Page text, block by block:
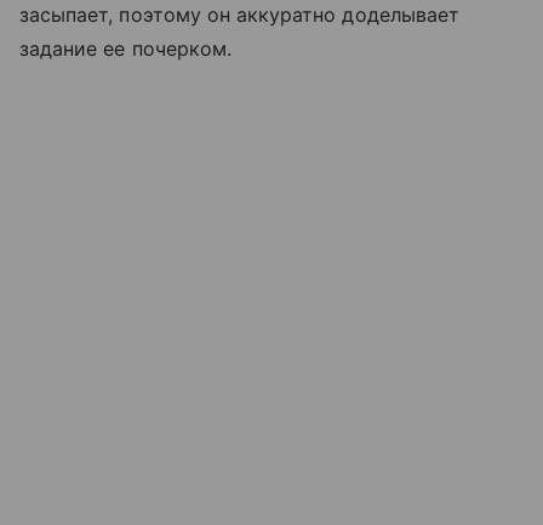
засыпает, поэтому он аккуратно доделывает
задание ее почерком.